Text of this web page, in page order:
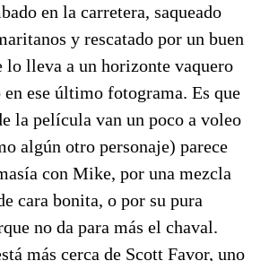
en la carretera, saqueado
y rescatado por un buen
lo lleva a un horizonte vaquero
ese último fotograma. Es que
la película van un poco a voleo
algún otro personaje) parece
con Mike, por una mezcla
cara bonita, o por su pura
no da para más el chaval.
más cerca de Scott Favor, uno